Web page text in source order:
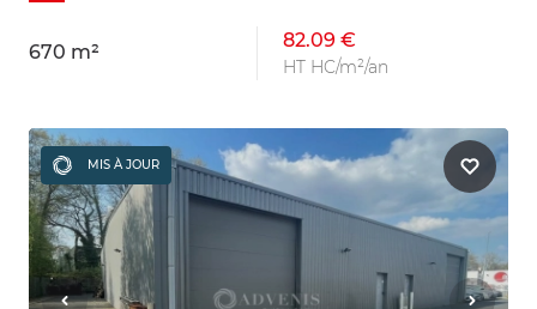
670 m²
82.09 €
HT HC/m²/an
MIS À JOUR